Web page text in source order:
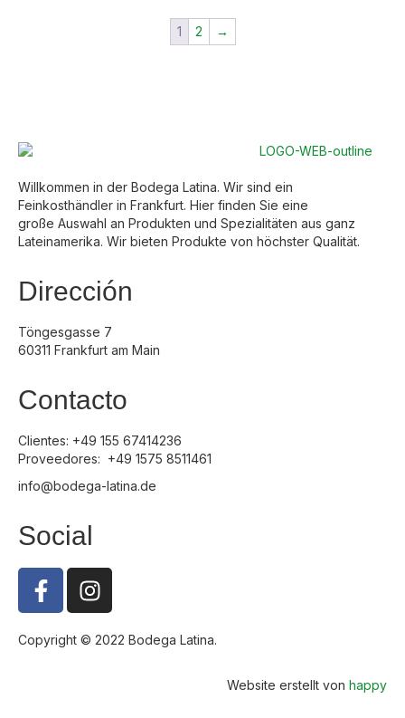
1 2 →
Willkommen in der Bodega Latina. Wir sind ein
Feinkosthändler in Frankfurt. Hier finden Sie eine
große Auswahl an Produkten und Spezialitäten aus ganz
Lateinamerika. Wir bieten Produkte von höchster Qualität.
Dirección
Töngesgasse 7
60311 Frankfurt am Main
Contacto
Clientes: +49 155 67414236
Proveedores: +49 1575 8511461
info@bodega-latina.de
Social
Copyright © 2022 Bodega Latina.
Website erstellt von happy